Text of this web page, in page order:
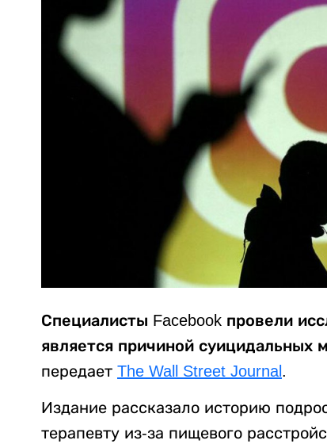
Специалисты Facebook провели
является причиной суицидальных
передает The Wall Street Journal.
Издание рассказало историю
терапевту из-за пищевого